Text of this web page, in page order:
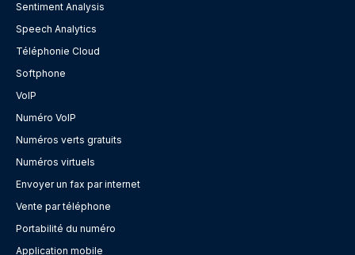
Sentiment Analysis
Speech Analytics
Téléphonie Cloud
Softphone
VoIP
Numéro VoIP
Numéros verts gratuits
Numéros virtuels
Envoyer un fax par internet
Vente par téléphone
Portabilité du numéro
Application mobile